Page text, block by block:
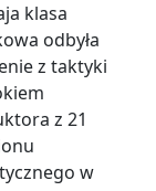
klasa
odbyła
z taktyki
z 21
w